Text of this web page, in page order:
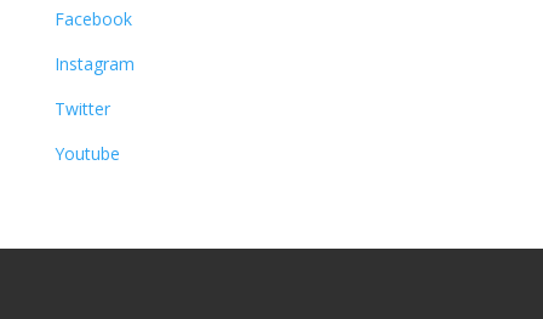
Facebook
Instagram
Twitter
Youtube